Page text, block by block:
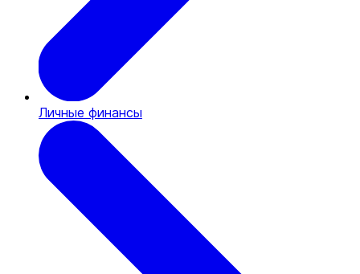
Личные финансы